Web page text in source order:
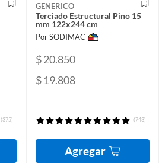
(375)
GENERICO
Terciado Estructural Pino 15
mm 122x244 cm
Por SODIMAC
$ 20.850
$ 19.808
(743)
Agregar